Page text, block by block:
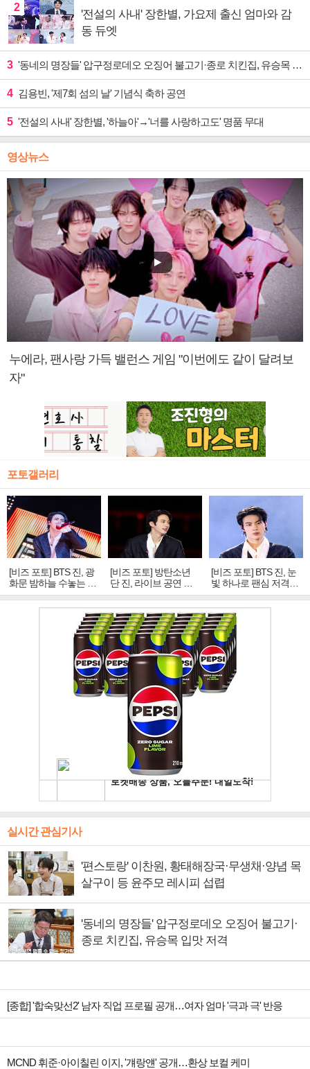
2
'전설의 사내' 장한별, 가요제 출신 엄마와 감
동 듀엣
3 '동네의 명장들' 압구정로데오 오징어 불고기·종로 치킨집, 유승목 입맛 저격
4 김용빈, '제7회 섬의 날' 기념식 축하 공연
5 '전설의 사내' 장한별, '하늘아'→'너를 사랑하고도' 명품 무대
영상뉴스
누에라, 팬사랑 가득 밸런스 게임 "이번에도 같이 달려보
자"
포토갤러리
[비즈 포토] BTS 진, 광
화문 밤하늘 수놓는 '비
주얼 킹'의 열창
[비즈 포토] 방탄소년
단 진, 라이브 공연 중
빛나는 독보적 아우라
[비즈 포토] BTS 진, 눈
빛 하나로 팬심 저격…
독보적 카리스마
실시간 관심기사
'편스토랑' 이찬원, 황태해장국·무생채·양념 목
살구이 등 윤주모 레시피 섭렵
'동네의 명장들' 압구정로데오 오징어 불고기·
종로 치킨집, 유승목 입맛 저격
[종합] '합숙맞선2' 남자 직업 프로필 공개…여자 엄마 '극과 극' 반응
MCND 휘준·아이칠린 이지, '걔랑얜' 공개…환상 보컬 케미